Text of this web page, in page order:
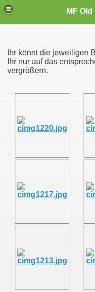
Ihr könnt die jeweiligen
Ihr nur auf das
vergrößern.